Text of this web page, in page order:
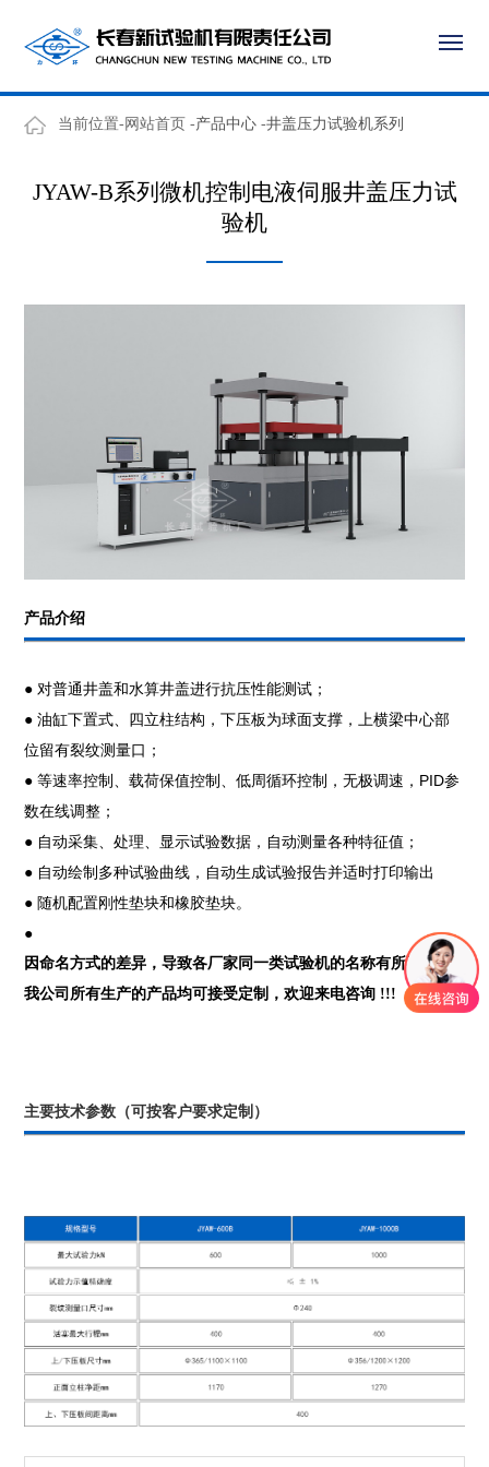
当前位置-网站首页 -产品中心-井盖压力试验机系列
JYAW-B系列微机控制电液伺服井盖压力试
验机
产品介绍
● 对普通井盖和水算井盖进行抗压性能测试；
● 油缸下置式、四立柱结构，下压板为球面支撑，上横梁中心部
位留有裂纹测量口；
● 等速率控制、载荷保值控制、低周循环控制，无极调速，PID参
数在线调整；
● 自动采集、处理、显示试验数据，自动测量各种特征值；
● 自动绘制多种试验曲线，自动生成试验报告并适时打印输出
● 随机配置刚性垫块和橡胶垫块。
●
因命名方式的差异，导致各厂家同一类试验机的名称有所不同，
我公司所有生产的产品均可接受定制，欢迎来电咨询 !!!
主要技术参数（可按客户要求定制）